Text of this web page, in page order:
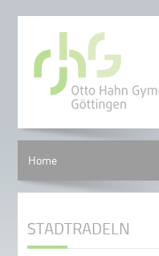
Home
STADTRADELN